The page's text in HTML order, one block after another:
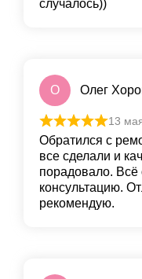
случалось))
О Олег
13
Обратился с
все сделали и
порадовало. Всё
консультацию.
рекомендую.